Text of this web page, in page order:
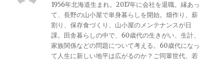
1956年北海道生まれ。2017年に会社を退職。縁あっ
て、長野の山小屋で単身暮らしを開始。畑作り、薪
割り、保存食づくり、山小屋のメンテナンスが日
課。田舎暮らしの中で、60歳代の生きがい、生計、
家族関係などの問題について考える。60歳代になっ
て人生に新しい地平は広がるのか？ご同輩世代、若